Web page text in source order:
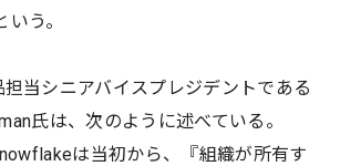
う。
当シニアバイスプレジデントである
氏は、次のように述べている。
は当初から、『組織が所有す